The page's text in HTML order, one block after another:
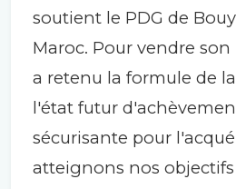
soutient le PDG de
Maroc. Pour vendre
a retenu la formule de
l'état futur
sécurisante pour
atteignons nos